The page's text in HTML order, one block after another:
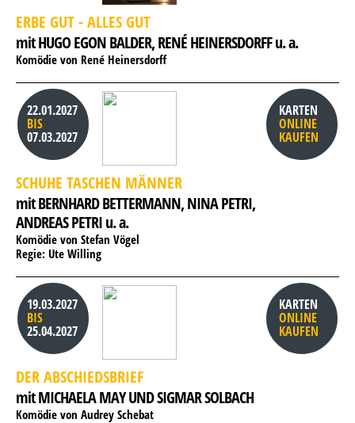
ERBE GUT - ALLES GUT
mit HUGO EGON BALDER, RENÉ HEINERSDORFF u. a.
Komödie von René Heinersdorff
22.01.2027
BIS
07.03.2027
SCHUHE TASCHEN MÄNNER
mit BERNHARD BETTERMANN, NINA PETRI,
ANDREAS PETRI u. a.
Komödie von Stefan Vögel
Regie: Ute Willing
KARTEN
ONLINE
KAUFEN
19.03.2027
BIS
25.04.2027
DER ABSCHIEDSBRIEF
mit MICHAELA MAY UND SIGMAR SOLBACH
Komödie von Audrey Schebat
KARTEN
ONLINE
KAUFEN